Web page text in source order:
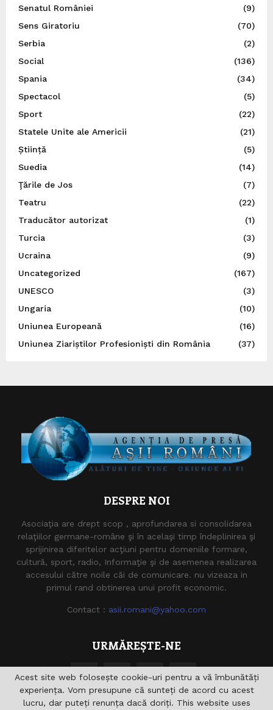
Senatul României
(9)
Sens Giratoriu
(70)
Serbia
(2)
Social
(136)
Spania
(34)
Spectacol
(5)
Sport
(22)
Statele Unite ale Americii
(21)
Știință
(5)
Suedia
(14)
Ţările de Jos
(7)
Teatru
(22)
Traducător autorizat
(1)
Turcia
(3)
Ucraina
(9)
Uncategorized
(167)
UNESCO
(3)
Ungaria
(10)
Uniunea Europeană
(16)
Uniunea Ziariștilor Profesioniști din România
(37)
DESPRE NOI
Asociaţia are drept scop , aprofundarea si consolidarea
relaţiilor germane-române şi în acelaşi timp îndeplinirea şi
sprijinirea diferitelor acţiuni pentru domeniile formare,
cultură, sport, radio, Informaţie şi de asemenea realizarea
accesului către noile căi de comunicare. nu vizeaza in
primul rand obtinerea unui profit economic.
Contact : asii.romani@yahoo.com
URMĂREȘTE-NE
Acest site web folosește cookie-uri pentru a vă îmbunătăți
experiența. Vom presupune că sunteți de acord cu acest
lucru, dar puteți renunța dacă doriți. This website uses